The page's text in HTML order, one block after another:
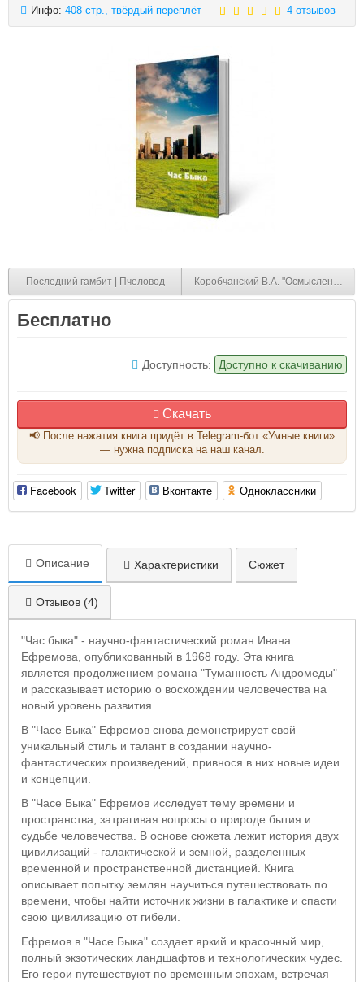
Инфо: 408 стр., твёрдый переплёт 4 отзывов
Последний гамбит | Пчеловод Коробчанский В.А. "Осмысление"
Бесплатно
Доступность: Доступно к скачиванию
Скачать
📢 После нажатия книга придёт в Telegram-бот «Умные книги»
— нужна подписка на наш канал.
Facebook Twitter Вконтакте Одноклассники
Описание Характеристики Сюжет
Отзывов (4)
"Час быка" - научно-фантастический роман Ивана
Ефремова, опубликованный в 1968 году. Эта книга
является продолжением романа "Туманность Андромеды"
и рассказывает историю о восхождении человечества на
новый уровень развития.
В "Часе Быка" Ефремов снова демонстрирует свой
уникальный стиль и талант в создании научно-
фантастических произведений, привнося в них новые идеи
и концепции.
В "Часе Быка" Ефремов исследует тему времени и
пространства, затрагивая вопросы о природе бытия и
судьбе человечества. В основе сюжета лежит история двух
цивилизаций - галактической и земной, разделенных
временной и пространственной дистанцией. Книга
описывает попытку землян научиться путешествовать по
времени, чтобы найти источник жизни в галактике и спасти
свою цивилизацию от гибели.
Ефремов в "Часе Быка" создает яркий и красочный мир,
полный экзотических ландшафтов и технологических чудес.
Его герои путешествуют по временным эпохам, встречая